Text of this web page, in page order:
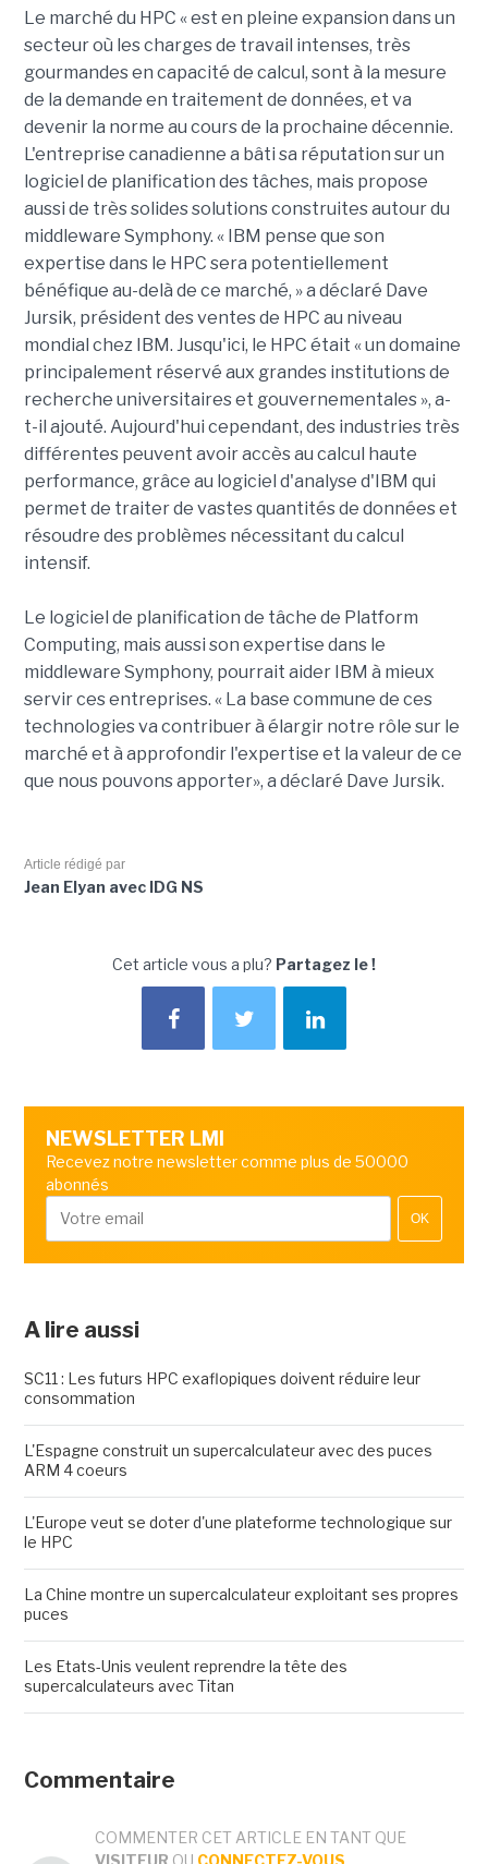
Le marché du HPC « est en pleine expansion dans un
secteur où les charges de travail intenses, très
gourmandes en capacité de calcul, sont à la mesure
de la demande en traitement de données, et va
devenir la norme au cours de la prochaine décennie.
L'entreprise canadienne a bâti sa réputation sur un
logiciel de planification des tâches, mais propose
aussi de très solides solutions construites autour du
middleware Symphony. « IBM pense que son
expertise dans le HPC sera potentiellement
bénéfique au-delà de ce marché, » a déclaré Dave
Jursik, président des ventes de HPC au niveau
mondial chez IBM. Jusqu'ici, le HPC était « un domaine
principalement réservé aux grandes institutions de
recherche universitaires et gouvernementales », a-
t-il ajouté. Aujourd'hui cependant, des industries très
différentes peuvent avoir accès au calcul haute
performance, grâce au logiciel d'analyse d'IBM qui
permet de traiter de vastes quantités de données et
résoudre des problèmes nécessitant du calcul
intensif.
Le logiciel de planification de tâche de Platform
Computing, mais aussi son expertise dans le
middleware Symphony, pourrait aider IBM à mieux
servir ces entreprises. « La base commune de ces
technologies va contribuer à élargir notre rôle sur le
marché et à approfondir l'expertise et la valeur de ce
que nous pouvons apporter», a déclaré Dave Jursik.
Article rédigé par
Jean Elyan avec IDG NS
Cet article vous a plu? Partagez le !
NEWSLETTER LMI
Recevez notre newsletter comme plus de 50000
abonnés
OK
A lire aussi
SC11 : Les futurs HPC exaflopiques doivent réduire leur
consommation
L'Espagne construit un supercalculateur avec des puces
ARM 4 coeurs
L'Europe veut se doter d'une plateforme technologique sur
le HPC
La Chine montre un supercalculateur exploitant ses propres
puces
Les Etats-Unis veulent reprendre la tête des
supercalculateurs avec Titan
Commentaire
COMMENTER CET ARTICLE EN TANT QUE
VISITEUR OU CONNECTEZ-VOUS